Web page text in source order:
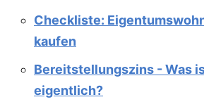
Checkliste:
kaufen
Bereitstellungszins - Was
eigentlich?